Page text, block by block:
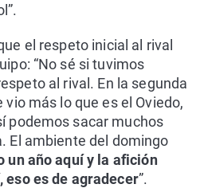
el respeto inicial al rival
“No sé si tuvimos
al rival. En la segunda
más lo que es el Oviedo,
podemos sacar muchos
El ambiente del domingo
un año aquí y la afición
eso es de agradecer”.